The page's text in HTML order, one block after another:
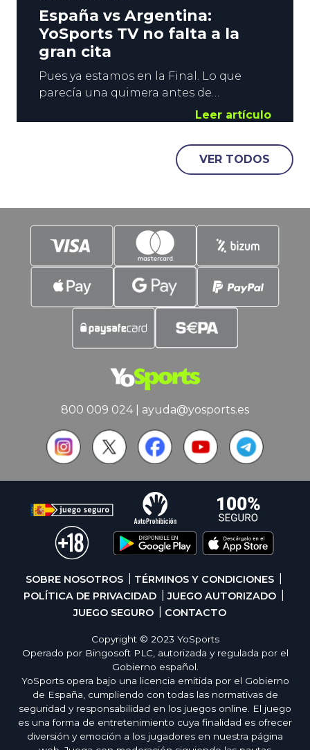
España vs Argentina:
YoSports TV no falta a la
gran cita
Pues ya estamos en la Final. Lo que
parecía una quimera antes de
comenzar el campeonato, y casi un
imposible tras el debut ante Cabo
Verde, ha llegado. La Roja se mide a
Argentina este domingo. La Campeona
de Europa, contra la Campeona de
pero que se jugará.
Leer artículo
VER TODOS
800 009 024| ayuda@yosports.es
SOBRE NOSOTROS
TÉRMINOS Y CONDICIONES
POLÍTICA DE PRIVACIDAD
JUEGO AUTORIZADO
JUEGO SEGURO
CONTACTO
Copyright © 2023 YoSports
Operado por Bingosoft PLC, autorizada y regulada por el
Gobierno español.
YoSports opera bajo una licencia emitida por el Gobierno
de España, cumpliendo con todas las normativas de
seguridad y responsabilidad en los juegos online. El juego
es una forma de entretenimiento cuya finalidad es ofrecer
diversión y emoción a los jugadores en nuestra página